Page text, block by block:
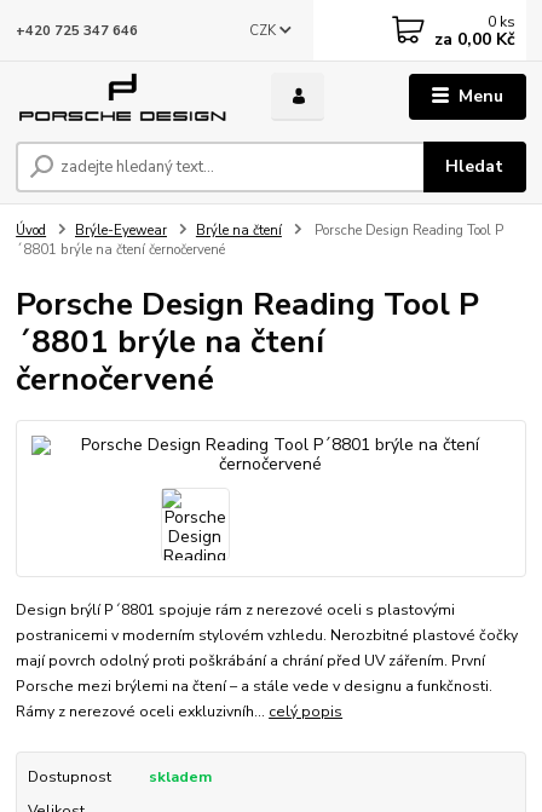
Menu
CZK
Hledat
+420 725 347 646 0 ks
za 0,00 Kč
Úvod Brýle-Eyewear Brýle na čtení
Porsche Design Reading Tool P
´8801 brýle na čtení černočervené
Porsche Design Reading Tool P
´8801 brýle na čtení
černočervené
Design brýlí P´8801 spojuje rám z nerezové oceli s plastovými
postranicemi v moderním stylovém vzhledu. Nerozbitné plastové čočky
mají povrch odolný proti poškrábání a chrání před UV zářením. První
Porsche mezi brýlemi na čtení – a stále vede v designu a funkčnosti.
Rámy z nerezové oceli exkluzivníh... celý popis
Dostupnost
skladem